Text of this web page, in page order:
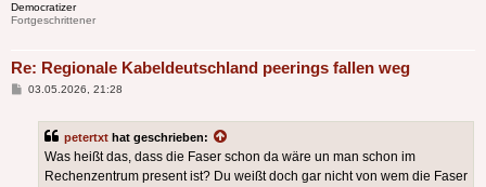
Democratizer
Fortgeschrittener
Re: Regionale Kabeldeutschland peerings fallen weg
Beitrag
03.05.2026, 21:28
petertxt hat geschrieben:
Was heißt das, dass die Faser schon da wäre un man schon im
Rechenzentrum present ist? Du weißt doch gar nicht von wem die Faser